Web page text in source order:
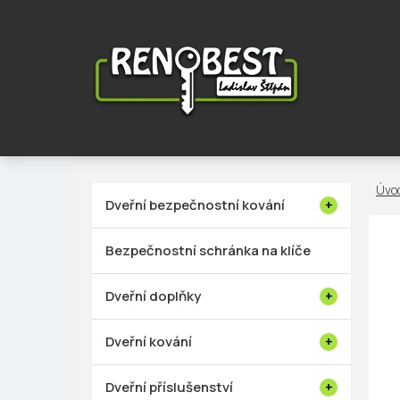
Dveřní bezpečnostní kování
Bezpečnostní schránka na klíče
Dveřní doplňky
Dveřní kování
Dveřní příslušenství